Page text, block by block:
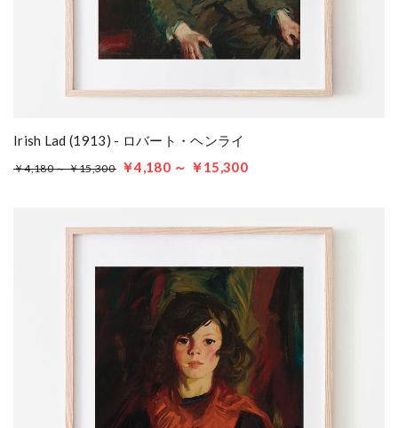
Irish Lad (1913) - ロバート・ヘンライ
￥4,180 ～ ￥15,300 ￥4,180 ～ ￥15,300